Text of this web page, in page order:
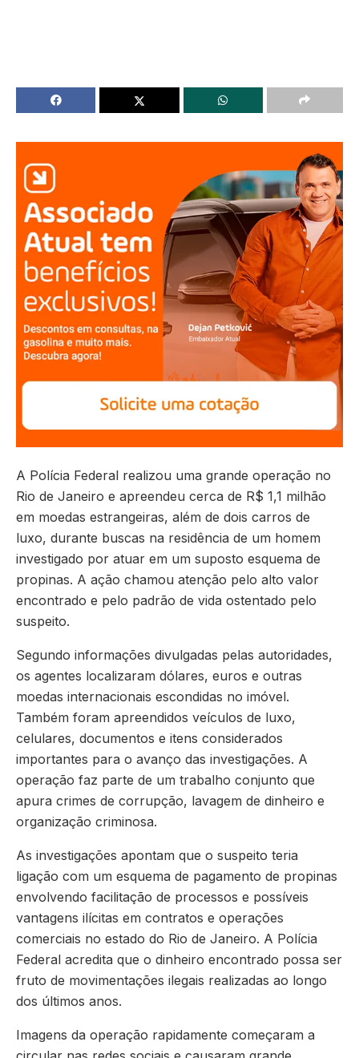
A Polícia Federal realizou uma grande operação no
Rio de Janeiro e apreendeu cerca de R$ 1,1 milhão
em moedas estrangeiras, além de dois carros de
luxo, durante buscas na residência de um homem
investigado por atuar em um suposto esquema de
propinas. A ação chamou atenção pelo alto valor
encontrado e pelo padrão de vida ostentado pelo
suspeito.
Segundo informações divulgadas pelas autoridades,
os agentes localizaram dólares, euros e outras
moedas internacionais escondidas no imóvel.
Também foram apreendidos veículos de luxo,
celulares, documentos e itens considerados
importantes para o avanço das investigações. A
operação faz parte de um trabalho conjunto que
apura crimes de corrupção, lavagem de dinheiro e
organização criminosa.
As investigações apontam que o suspeito teria
ligação com um esquema de pagamento de propinas
envolvendo facilitação de processos e possíveis
vantagens ilícitas em contratos e operações
comerciais no estado do Rio de Janeiro. A Polícia
Federal acredita que o dinheiro encontrado possa ser
fruto de movimentações ilegais realizadas ao longo
dos últimos anos.
Imagens da operação rapidamente começaram a